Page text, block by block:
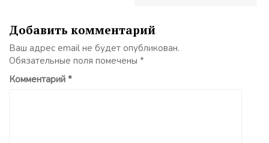
Добавить комментарий
Ваш адрес email не будет опубликован.
Обязательные поля помечены *
Комментарий *